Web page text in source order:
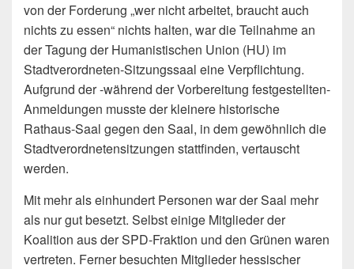
von der Forderung „wer nicht arbeitet, braucht auch
nichts zu essen“ nichts halten, war die Teilnahme an
der Tagung der Humanistischen Union (HU) im
Stadtverordneten-Sitzungssaal eine Verpflichtung.
Aufgrund der -während der Vorbereitung festgestellten-
Anmeldungen musste der kleinere historische
Rathaus-Saal gegen den Saal, in dem gewöhnlich die
Stadtverordnetensitzungen stattfinden, vertauscht
werden.
Mit mehr als einhundert Personen war der Saal mehr
als nur gut besetzt. Selbst einige Mitglieder der
Koalition aus der SPD-Fraktion und den Grünen waren
vertreten. Ferner besuchten Mitglieder hessischer